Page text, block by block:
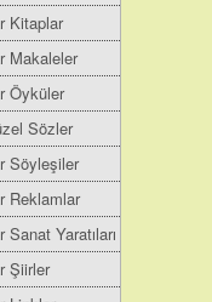
Kitaplar
Makaleler
Öyküler
Sözler
Söyleşiler
Reklamlar
Yaratıları
Şiirler